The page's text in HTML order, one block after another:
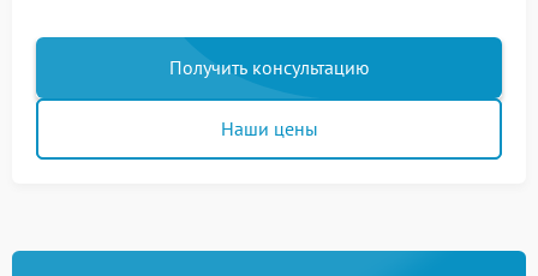
Получить консультацию
Наши цены